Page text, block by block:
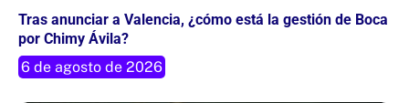
Tras anunciar a Valencia, ¿cómo está la gestión de Boca
por Chimy Ávila?
6 de agosto de 2026